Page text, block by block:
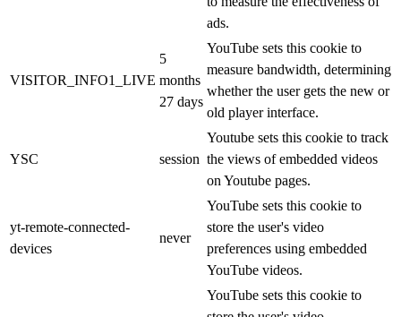
ads.
VISITOR_INFO1_LIVE
5
months
27 days
YouTube sets this cookie to
measure bandwidth, determining
whether the user gets the new or
old player interface.
YSC session
Youtube sets this cookie to track
the views of embedded videos
on Youtube pages.
yt-remote-connected-
devices
never
YouTube sets this cookie to
store the user's video
preferences using embedded
YouTube videos.
YouTube sets this cookie to